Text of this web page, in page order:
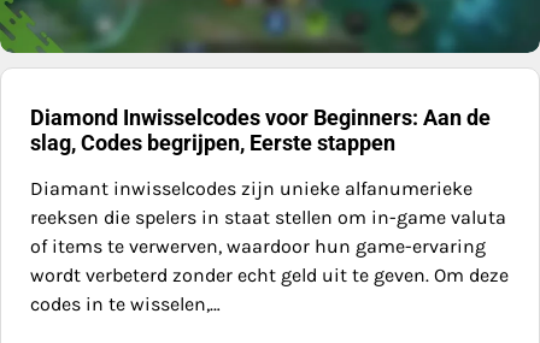
Diamond Inwisselcodes voor Beginners: Aan de
slag, Codes begrijpen, Eerste stappen
Diamant inwisselcodes zijn unieke alfanumerieke
reeksen die spelers in staat stellen om in-game valuta
of items te verwerven, waardoor hun game-ervaring
wordt verbeterd zonder echt geld uit te geven. Om deze
codes in te wisselen,…